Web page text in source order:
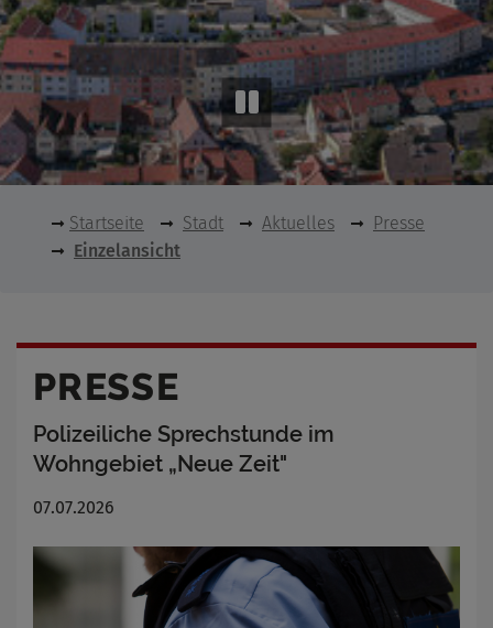
Startseite Stadt Aktuelles
Presse
Einzelansicht
PRESSE
Polizeiliche Sprechstunde im
Wohngebiet „Neue Zeit"
07.07.2026